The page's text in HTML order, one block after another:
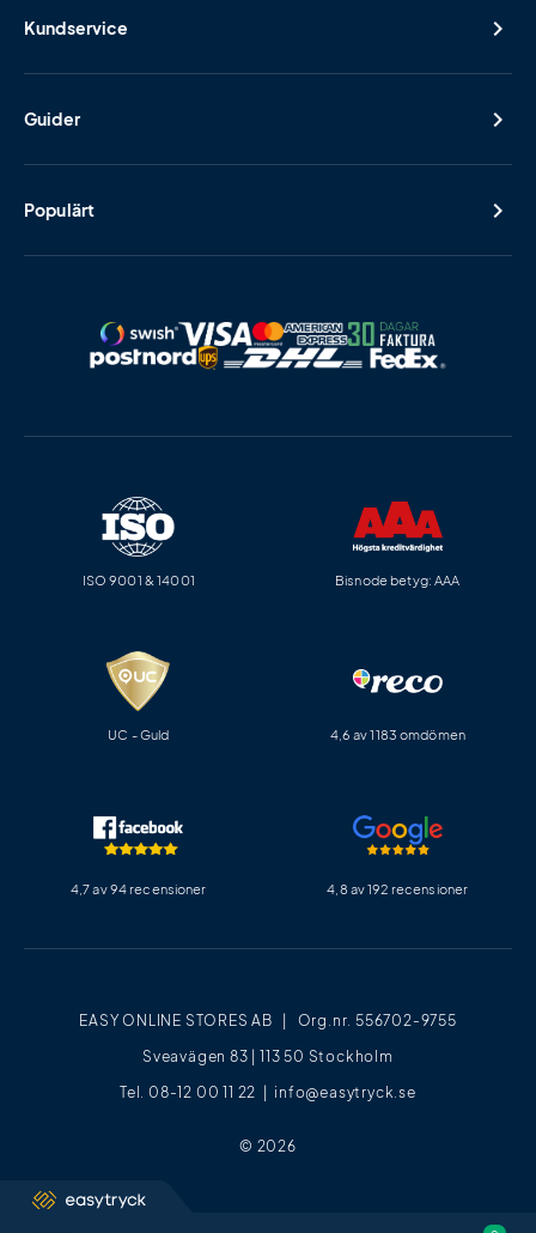
Kundservice
Guider
Populärt
EASY ONLINE STORES AB | Org.nr. 556702-9755
Sveavägen 83 | 113 50 Stockholm
Tel. 08-12 00 11 22 | info@easytryck.se
© 2026
ISO 9001 & 14001 Bisnode betyg: AAA
UC - Guld 4,6 av 1183 omdömen
4,7 av 94 recensioner 4,8 av 192 recensioner